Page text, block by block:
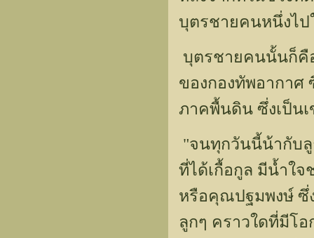
บุตรชายคนหนึ่งไป
บุตรชายคนนั้นก็คื
ของกองทัพอากาศ
ภาคพื้นดิน ซึ่งเป็น
"จนทุกวันนี้น้ากับ
ที่ได้เกื้อกูล มีน้ำใ
หรือคุณปฐมพงษ์ ซึ่
ลูกๆ คราวใดที่มีโ